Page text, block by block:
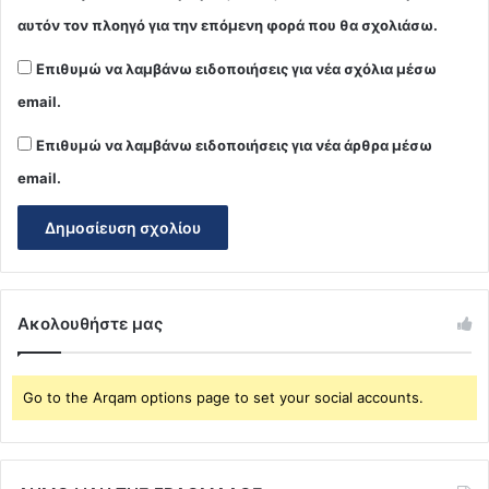
αυτόν τον πλοηγό για την επόμενη φορά που θα σχολιάσω.
Επιθυμώ να λαμβάνω ειδοποιήσεις για νέα σχόλια μέσω
email.
Επιθυμώ να λαμβάνω ειδοποιήσεις για νέα άρθρα μέσω
email.
Ακολουθήστε μας
Go to the Arqam options page to set your social accounts.